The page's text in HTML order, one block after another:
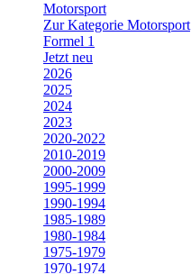
Motorsport
Zur Kategorie Motorsport
Formel 1
Jetzt neu
2026
2025
2024
2023
2020-2022
2010-2019
2000-2009
1995-1999
1990-1994
1985-1989
1980-1984
1975-1979
1970-1974